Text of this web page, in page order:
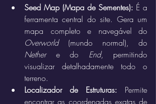
Seed Map (Mapa de Sementes): É a
ferramenta central do site. Gera um
Overworld
Nether e do End, permitindo
visualizar detalhadamente todo o
terreno.
Localizador de Estruturas: Permite
encontrar as coordenadas exatas de